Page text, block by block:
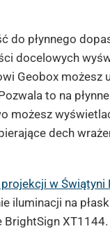
do płynnego
docelowych
Geobox możesz
to na
możesz
dech
w Świątyni
iluminacji na
XT1144.